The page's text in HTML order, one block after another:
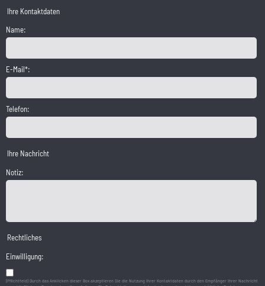
Ihre Kontaktdaten
Name:
E-Mail*:
Telefon:
Ihre Nachricht
Notiz:
Rechtliches
Einwilligung:
(Pflichtfeld) Durch das Anklicken dieser Box akzeptieren Sie die Nutzung Ihrer Kontaktdaten durch den Empfänger Ihrer Nachricht